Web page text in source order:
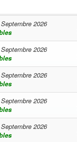
2026
2026
2026
2026
2026